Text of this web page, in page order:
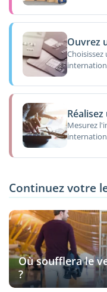
Ouvrez
Mesurez
Continuez votre
Où soufflera le
?